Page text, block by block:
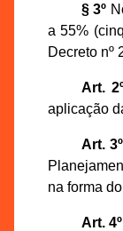
§ 3º
a 55%
Decreto nº
Art.
aplicação
Art. 3º
na forma
Art. 4º